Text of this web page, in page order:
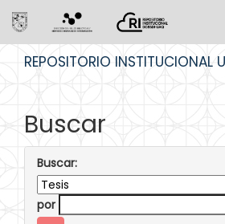
REPOSITORIO INSTITUCIONAL
Buscar
Buscar:
por